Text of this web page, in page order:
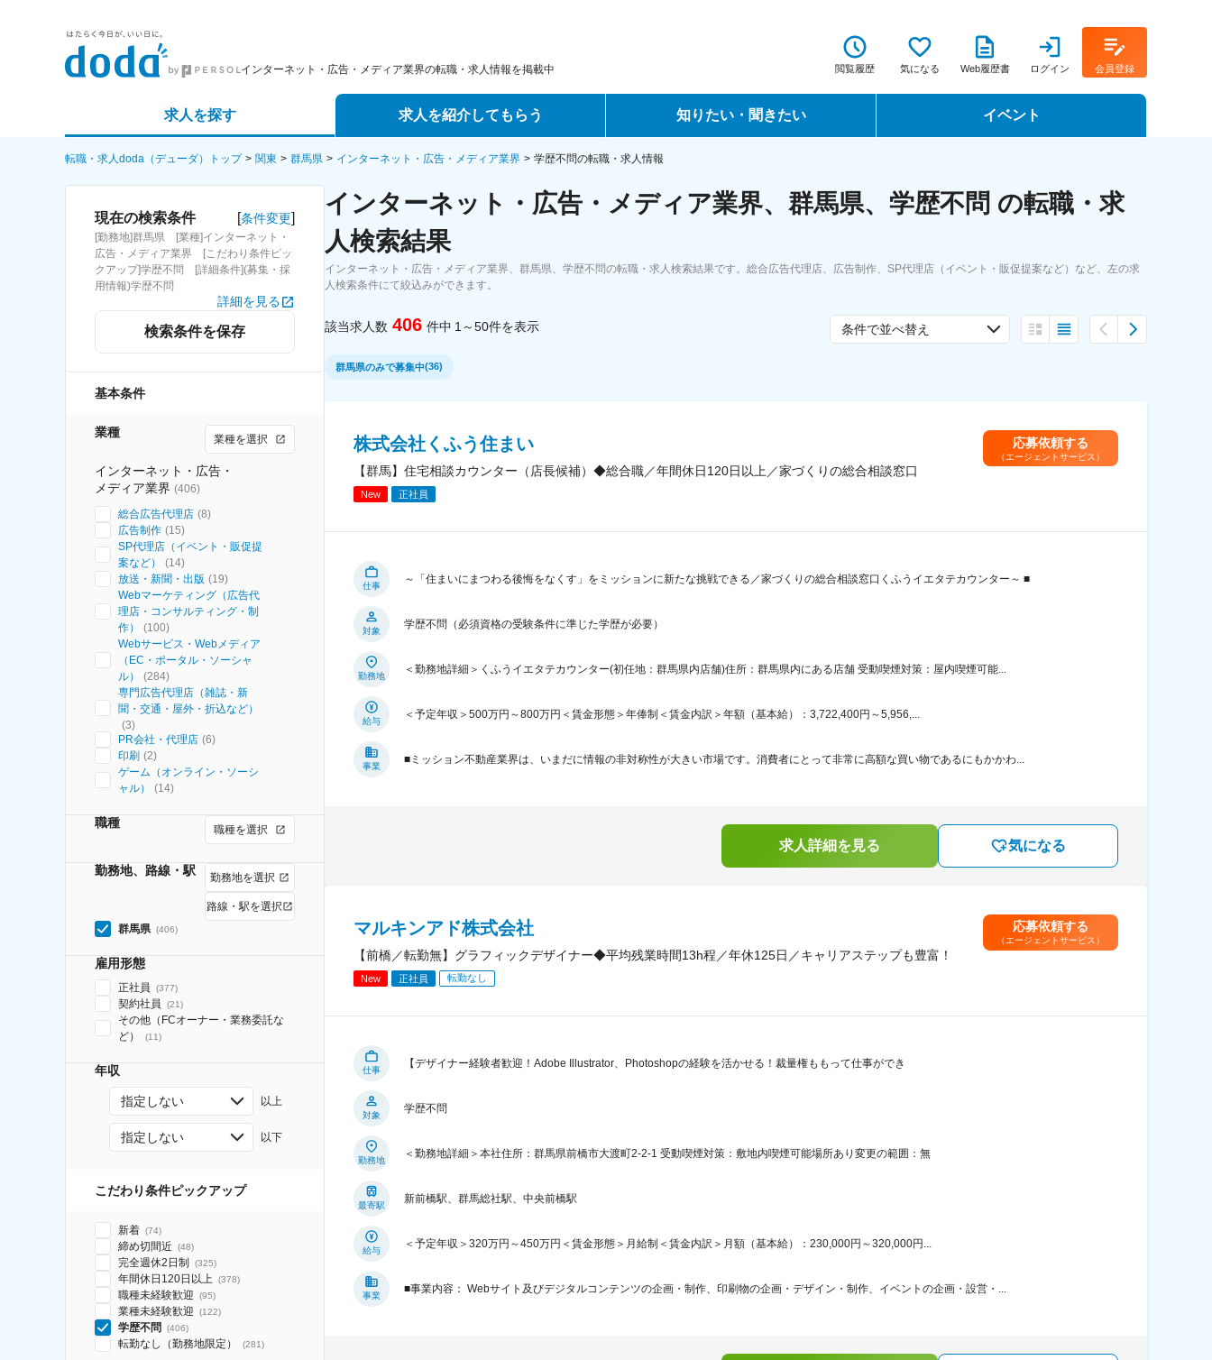
インターネット・広告・メディア業界の転職・求人情報を掲載中 閲覧履歴 気になる Web履歴書 ログイン 会員登録
求人を探す
詳細条件から探す
求人特集から探す
求人を紹介してもらう
エージェントサービス
スカウトサービス
パートナーエージェントサービス
知りたい・聞きたい
転職ノウハウ
データで見る転職
イベント
転職フェア
転職・求人doda（デューダ）トップ 関東 群馬県 インターネット・広告・メディア業界 学歴不問の転職・求人情報
現在の検索条件 [条件変更]
[勤務地]群馬県 [業種]インターネット・
広告・メディア業界 [こだわり条件ピッ
クアップ]学歴不問 [詳細条件](募集・採
用情報)学歴不問
詳細を見る
検索条件を保存
基本条件
業種 業種を選択
インターネット・広告・
メディア業界 (406)
総合広告代理店 (8)
広告制作 (15)
SP代理店（イベント・販促提
案など）
(14)
放送・新聞・出版 (19)
Webマーケティング（広告代
理店・コンサルティング・制
作）
(100)
Webサービス・Webメディア
（EC・ポータル・ソーシャ
ル）
(284)
専門広告代理店（雑誌・新
聞・交通・屋外・折込など）
(3)
PR会社・代理店 (6)
印刷 (2)
ゲーム（オンライン・ソーシ
ャル）
(14)
職種 職種を選択
勤務地、路線・駅 勤務地を選択
路線・駅を選択
群馬県 (406)
雇用形態
正社員 (377)
契約社員 (21)
その他（FCオーナー・業務委託な
ど）
(11)
年収
指定しない 以上
指定しない 以下
こだわり条件ピックアップ
新着 (74)
締め切間近 (48)
完全週休2日制 (325)
年間休日120日以上 (378)
職種未経験歓迎 (95)
業種未経験歓迎 (122)
学歴不問 (406)
転勤なし（勤務地限定） (281)
インターネット・広告・メディア業界、群馬県、学歴不問 の転職・求
人検索結果
インターネット・広告・メディア業界、群馬県、学歴不問の転職・求人検索結果です。総合広告代理店、広告制作、SP代理店（イベント・販促提案など）など、左の求
人検索条件にて絞込みができます。
該当求人数 406 件中 1～50件を表示 条件で並べ替え
群馬県のみで募集中(36)
株式会社くふう住まい
【群馬】住宅相談カウンター（店長候補）◆総合職／年間休日120日以上／家づくりの総合相談窓口
New 正社員
応募依頼する
（エージェントサービス）
仕事
～「住まいにまつわる後悔をなくす」をミッションに新たな挑戦できる／家づくりの総合相談窓口くふうイエタテカウンター～ ■
対象
学歴不問（必須資格の受験条件に準じた学歴が必要）
勤務地
＜勤務地詳細＞くふうイエタテカウンター(初任地：群馬県内店舗)住所：群馬県内にある店舗 受動喫煙対策：屋内喫煙可能...
給与
＜予定年収＞500万円～800万円＜賃金形態＞年俸制＜賃金内訳＞年額（基本給）：3,722,400円～5,956,...
事業
■ミッション不動産業界は、いまだに情報の非対称性が大きい市場です。消費者にとって非常に高額な買い物であるにもかかわ...
求人詳細を見る 気になる
マルキンアド株式会社
【前橋／転勤無】グラフィックデザイナー◆平均残業時間13h程／年休125日／キャリアステップも豊富！
New 正社員 転勤なし
応募依頼する
（エージェントサービス）
仕事
【デザイナー経験者歓迎！Adobe Illustrator、Photoshopの経験を活かせる！裁量権ももって仕事ができ
対象
学歴不問
勤務地
＜勤務地詳細＞本社住所：群馬県前橋市大渡町2-2-1 受動喫煙対策：敷地内喫煙可能場所あり変更の範囲：無
最寄駅
新前橋駅、群馬総社駅、中央前橋駅
給与
＜予定年収＞320万円～450万円＜賃金形態＞月給制＜賃金内訳＞月額（基本給）：230,000円～320,000円...
事業
■事業内容： Webサイト及びデジタルコンテンツの企画・制作、印刷物の企画・デザイン・制作、イベントの企画・設営・...